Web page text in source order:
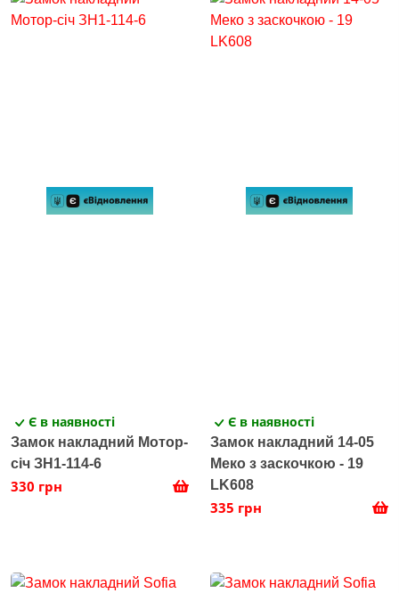
Є в наявності
Замок накладний Мотор-
січ ЗН1-114-6
330 грн
Є в наявності
Замок накладний 14-05
Меко з заскочкою - 19
LK608
335 грн